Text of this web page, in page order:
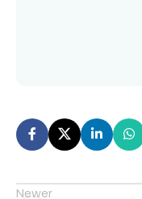
Newer